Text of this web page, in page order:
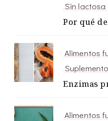
Sin lactosa
Por qué
Alimentos
Enzimas
Alimentos